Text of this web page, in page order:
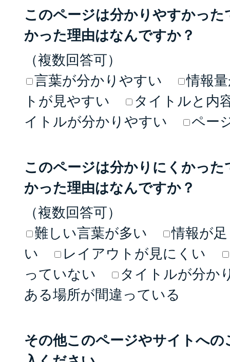
このページは分かりやすかっ
かった理由はなんですか？
（複数回答可）
言葉が分かりやすい
情報
トが見やすい
タイトルと内
イトルが分かりやすい
ペー
このページは分かりにくかっ
かった理由はなんですか？
（複数回答可）
難しい言葉が多い
情報が
い
レイアウトが見にくい
っていない
タイトルが分か
ある場所が間違っている
その他このページやサイトへ